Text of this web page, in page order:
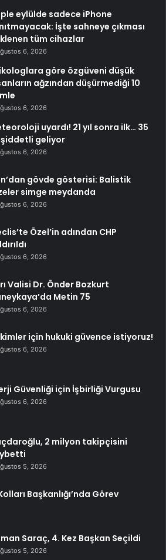
eylülde sadece iPhone
İşte sahneye çıkması
tüm cihazlar
6, 2026
göre özgüveni düşük
ağzından düşürmediği 10
6, 2026
uyardı! 21 yıl sonra ilk… 35
şiddetli geliyor
6, 2026
gövde gösterisi: Balistik
simge meydanda
6, 2026
Özel’in adından CHP
6, 2026
Valisi Dr. Önder Bozkurt
Metin 75
6, 2026
için hukuki güvence istiyoruz!
6, 2026
Güvenliği için İşbirliği Vurgusu
6, 2026
2 milyon takipçisini
5, 2026
Başkanlığı’nda Görev
Saraç, 4. Kez Başkan Seçildi
5, 2026